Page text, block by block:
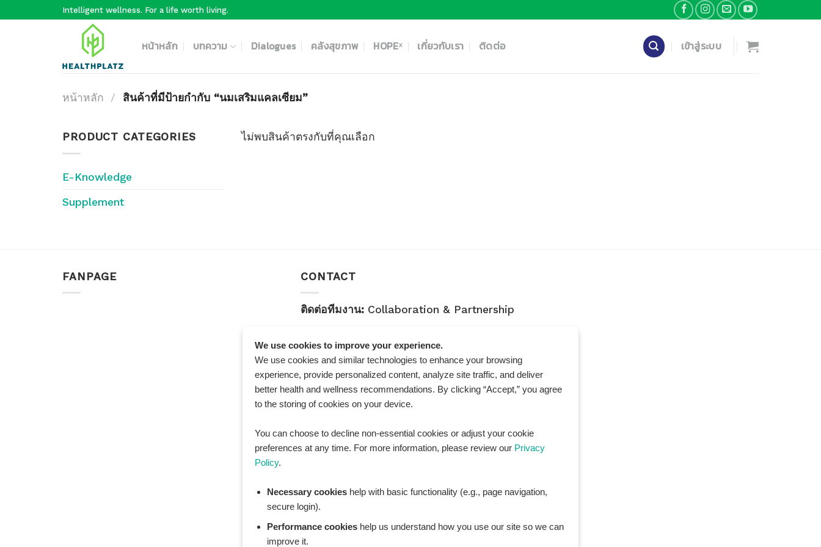
Intelligent wellness. For a life worth living.
หน้าหลัก บทความ Dialogues คลังสุขภาพ HOPEˣ เกี่ยวกับเรา ติดต่อ เข้าสู่ระบบ
หน้าหลัก / สินค้าที่มีป้ายกำกับ “นมเสริมแคลเซียม”
PRODUCT CATEGORIES
E-Knowledge
Supplement
ไม่พบสินค้าตรงกับที่คุณเลือก
FANPAGE CONTACT
ติดต่อทีมงาน: Collaboration & Partnership
คำถามทั่วไป:General Inquiry
LINE Official ID:
@Healthplatz
เพิ่มเพื่อนAdd LINE :
https://lin.ee/sqNlLtc
We use cookies to improve your experience.
We use cookies and similar technologies to enhance your browsing
experience, provide personalized content, analyze site traffic, and deliver
better health and wellness recommendations. By clicking “Accept,” you agree
to the storing of cookies on your device.
You can choose to decline non-essential cookies or adjust your cookie
preferences at any time. For more information, please review our Privacy
Policy.
Necessary cookies help with basic functionality (e.g., page navigation,
secure login).
Performance cookies help us understand how you use our site so we can
improve it.